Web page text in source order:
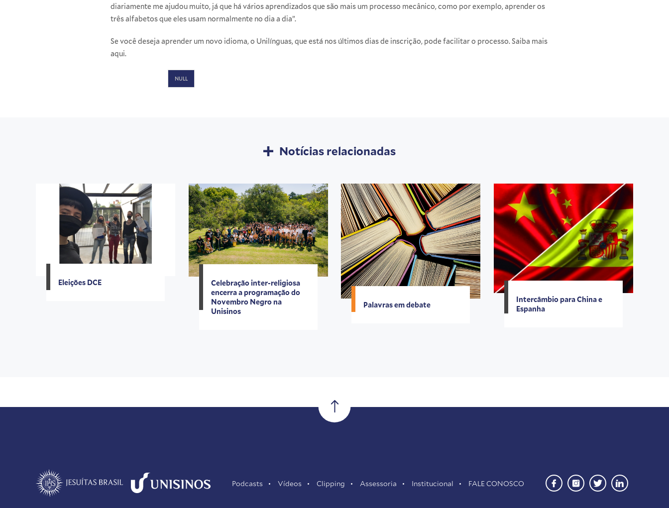
diariamente me ajudou muito, já que há vários aprendizados que são mais um processo mecânico, como por exemplo, aprender os
três alfabetos que eles usam normalmente no dia a dia”.
Se você deseja aprender um novo idioma, o Unilínguas, que está nos últimos dias de inscrição, pode facilitar o processo. Saiba mais
aqui.
NULL
Notícias relacionadas
Eleições DCE
Celebração inter-religiosa
encerra a programação do
Novembro Negro na
Unisinos
Palavras em debate
Intercâmbio para China e
Espanha
Podcasts Vídeos Clipping Assessoria Institucional FALE CONOSCO